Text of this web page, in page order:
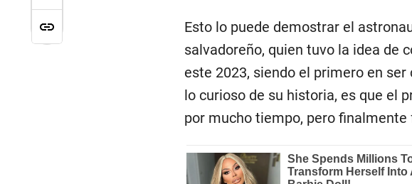
Esto lo puede demostrar el
salvadoreño, quien tuvo la idea de
este 2023, siendo el primero en
lo curioso de su historia, es que el
por mucho tiempo, pero finalmente